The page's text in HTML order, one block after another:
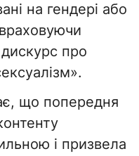
на гендері або
враховуючи
дискурс про
що попередня
і призвела